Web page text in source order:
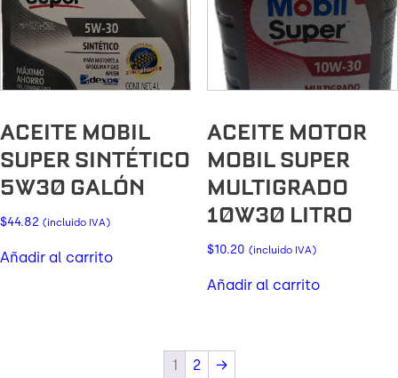
ACEITE MOBIL
SUPER SINTÉTICO
5W30 GALÓN
$44.82 (incluido IVA)
Añadir al carrito
ACEITE MOTOR
MOBIL SUPER
MULTIGRADO
10W30 LITRO
$10.20 (incluido IVA)
Añadir al carrito
1 2 →